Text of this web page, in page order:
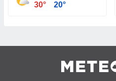
30° 20°